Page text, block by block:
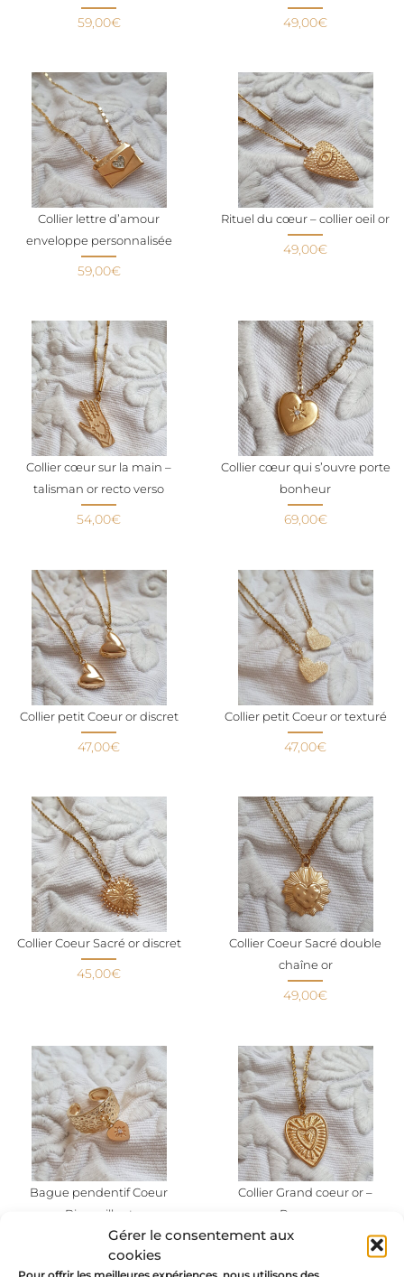
Gérer le consentement aux
cookies
Pour offrir les meilleures expériences, nous utilisons des
59,00€ 49,00€
Collier lettre d’amour
enveloppe personnalisée
59,00€
Rituel du cœur – collier oeil or
49,00€
Collier cœur sur la main –
talisman or recto verso
54,00€
Collier cœur qui s’ouvre porte
bonheur
69,00€
Collier petit Coeur or discret
47,00€
Collier petit Coeur or texturé
47,00€
Collier Coeur Sacré or discret
45,00€
Collier Coeur Sacré double
chaîne or
49,00€
Bague pendentif Coeur
Bienveillant
45,00€
Collier Grand coeur or –
Rayonne
54,00